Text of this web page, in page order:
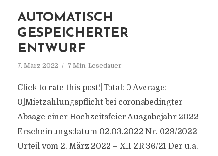
AUTOMATISCH
GESPEICHERTER
ENTWURF
7. März 2022 7 Min. Lesedauer
Click to rate this post![Total: 0 Average:
0]Mietzahlungspflicht bei coronabedingter
Absage einer Hochzeitsfeier Ausgabejahr 2022
Erscheinungsdatum 02.03.2022 Nr. 029/2022
Urteil vom 2. März 2022 – XII ZR 36/21 Der u.a.